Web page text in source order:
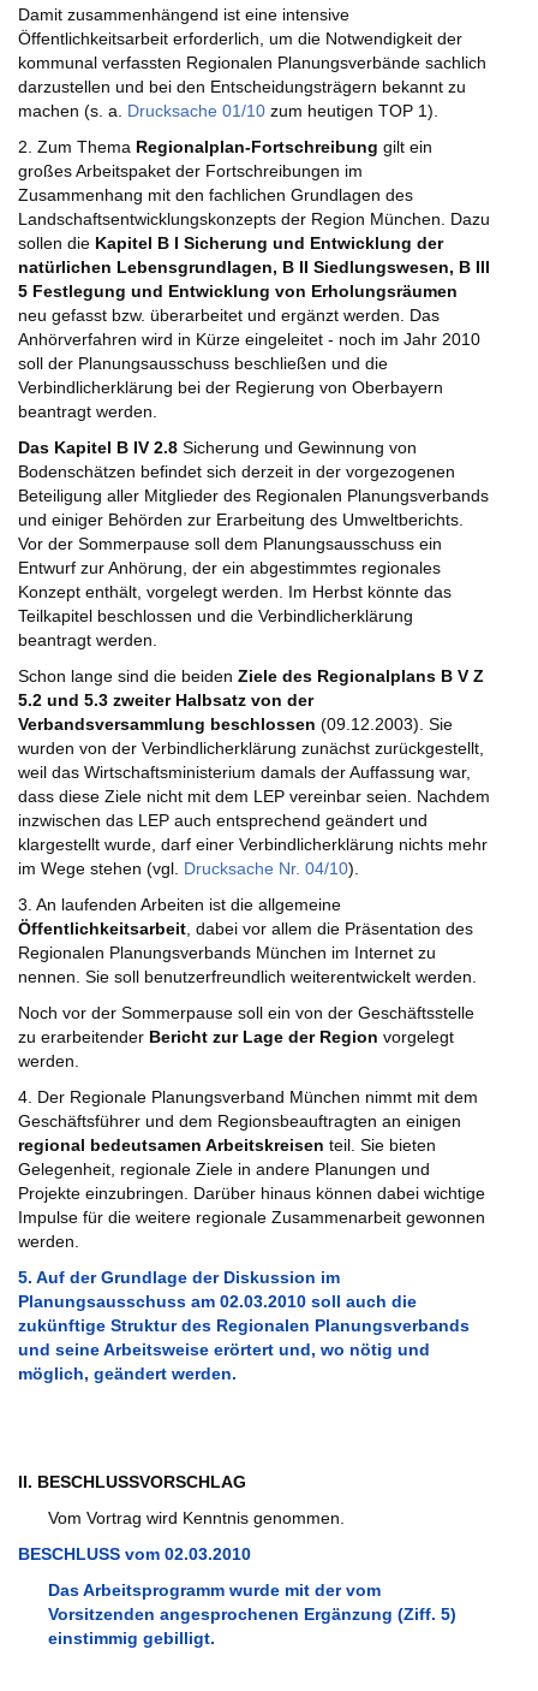
Damit zusammenhängend ist eine intensive
Öffentlichkeitsarbeit erforderlich, um die Notwendigkeit der
kommunal verfassten Regionalen Planungsverbände sachlich
darzustellen und bei den Entscheidungsträgern bekannt zu
machen (s. a. Drucksache 01/10 zum heutigen TOP 1).
2. Zum Thema Regionalplan-Fortschreibung gilt ein
großes Arbeitspaket der Fortschreibungen im
Zusammenhang mit den fachlichen Grundlagen des
Landschaftsentwicklungskonzepts der Region München. Dazu
sollen die Kapitel B I Sicherung und Entwicklung der
natürlichen Lebensgrundlagen, B II Siedlungswesen, B III
5 Festlegung und Entwicklung von Erholungsräumen
neu gefasst bzw. überarbeitet und ergänzt werden. Das
Anhörverfahren wird in Kürze eingeleitet - noch im Jahr 2010
soll der Planungsausschuss beschließen und die
Verbindlicherklärung bei der Regierung von Oberbayern
beantragt werden.
Das Kapitel B IV 2.8 Sicherung und Gewinnung von
Bodenschätzen befindet sich derzeit in der vorgezogenen
Beteiligung aller Mitglieder des Regionalen Planungsverbands
und einiger Behörden zur Erarbeitung des Umweltberichts.
Vor der Sommerpause soll dem Planungsausschuss ein
Entwurf zur Anhörung, der ein abgestimmtes regionales
Konzept enthält, vorgelegt werden. Im Herbst könnte das
Teilkapitel beschlossen und die Verbindlicherklärung
beantragt werden.
Schon lange sind die beiden Ziele des Regionalplans B V Z
5.2 und 5.3 zweiter Halbsatz von der
Verbandsversammlung beschlossen (09.12.2003). Sie
wurden von der Verbindlicherklärung zunächst zurückgestellt,
weil das Wirtschaftsministerium damals der Auffassung war,
dass diese Ziele nicht mit dem LEP vereinbar seien. Nachdem
inzwischen das LEP auch entsprechend geändert und
klargestellt wurde, darf einer Verbindlicherklärung nichts mehr
im Wege stehen (vgl. Drucksache Nr. 04/10).
3. An laufenden Arbeiten ist die allgemeine
Öffentlichkeitsarbeit, dabei vor allem die Präsentation des
Regionalen Planungsverbands München im Internet zu
nennen. Sie soll benutzerfreundlich weiterentwickelt werden.
Noch vor der Sommerpause soll ein von der Geschäftsstelle
zu erarbeitender Bericht zur Lage der Region vorgelegt
werden.
4. Der Regionale Planungsverband München nimmt mit dem
Geschäftsführer und dem Regionsbeauftragten an einigen
regional bedeutsamen Arbeitskreisen teil. Sie bieten
Gelegenheit, regionale Ziele in andere Planungen und
Projekte einzubringen. Darüber hinaus können dabei wichtige
Impulse für die weitere regionale Zusammenarbeit gewonnen
werden.
5. Auf der Grundlage der Diskussion im
Planungsausschuss am 02.03.2010 soll auch die
zukünftige Struktur des Regionalen Planungsverbands
und seine Arbeitsweise erörtert und, wo nötig und
möglich, geändert werden.
II. BESCHLUSSVORSCHLAG
Vom Vortrag wird Kenntnis genommen.
BESCHLUSS vom 02.03.2010
Das Arbeitsprogramm wurde mit der vom
Vorsitzenden angesprochenen Ergänzung (Ziff. 5)
einstimmig gebilligt.